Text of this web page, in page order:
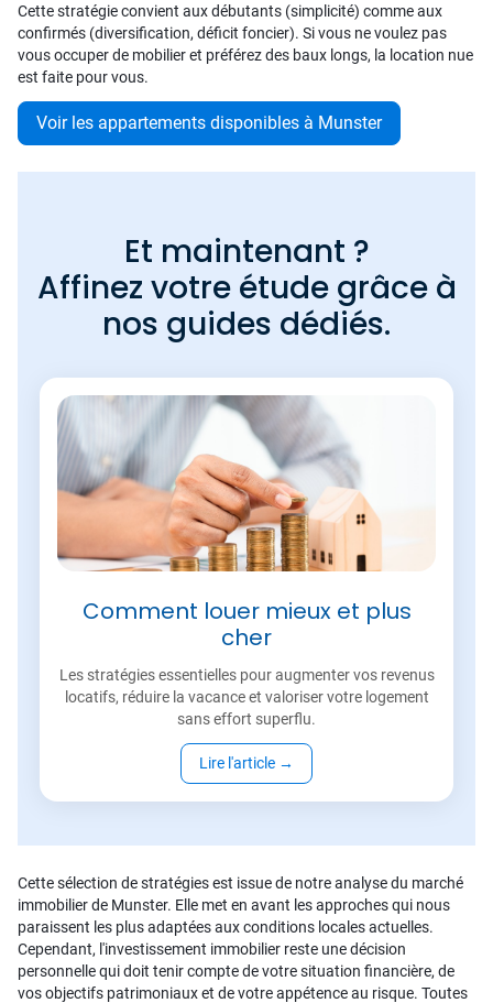
Cette stratégie convient aux débutants (simplicité) comme aux
confirmés (diversification, déficit foncier). Si vous ne voulez pas
vous occuper de mobilier et préférez des baux longs, la location nue
est faite pour vous.
Voir les appartements disponibles à Munster
Et maintenant ?
Affinez votre étude grâce à
nos guides dédiés.
Comment louer mieux et plus
cher
Les stratégies essentielles pour augmenter vos revenus
locatifs, réduire la vacance et valoriser votre logement
sans effort superflu.
Lire l'article →
Cette sélection de stratégies est issue de notre analyse du marché
immobilier de Munster. Elle met en avant les approches qui nous
paraissent les plus adaptées aux conditions locales actuelles.
Cependant, l'investissement immobilier reste une décision
personnelle qui doit tenir compte de votre situation financière, de
vos objectifs patrimoniaux et de votre appétence au risque. Toutes